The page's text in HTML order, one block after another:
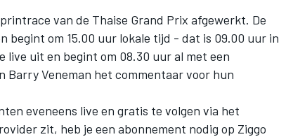
van de Thaise Grand Prix afgewerkt. De
om 15.00 uur lokale tijd - dat is 09.00 uur in
uit en begint om 08.30 uur al met een
Barry Veneman het commentaar voor hun
eveneens live en gratis te volgen via het
zit, heb je een abonnement nodig op Ziggo